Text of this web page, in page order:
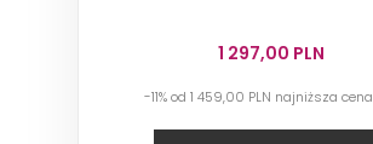
1 297,00 PLN
-11% od 1 459,00 PLN najniższa cena